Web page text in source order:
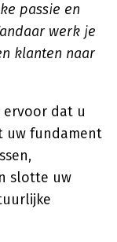
passie en
werk je
klanten naar
dat u
uw fundament
slotte uw